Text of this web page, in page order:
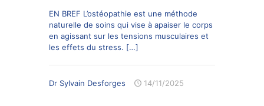
EN BREF L’ostéopathie est une méthode
naturelle de soins qui vise à apaiser le corps
en agissant sur les tensions musculaires et
les effets du stress. […]
Dr Sylvain Desforges 14/11/2025